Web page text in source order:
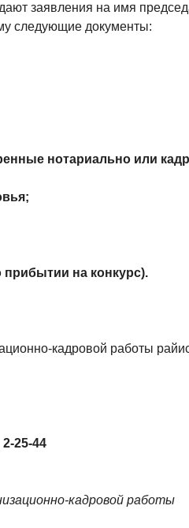
заявления на имя
следующие документы:
нотариально или
на конкурс).
кадровой работы
25-44
кадровой работы